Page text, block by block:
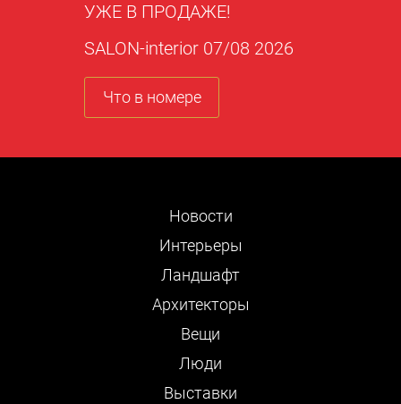
УЖЕ В ПРОДАЖЕ!
SALON-interior 07/08 2026
Что в номере
Новости
Интерьеры
Ландшафт
Архитекторы
Вещи
Люди
Выставки